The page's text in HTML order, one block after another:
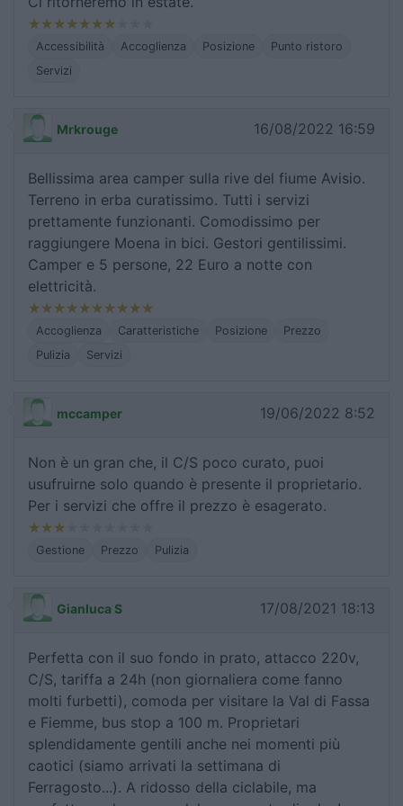
Accessibilità Accoglienza Posizione
Punto ristoro
Servizi
Mrkrouge 16/08/2022 16:59
Bellissima area camper sulla rive del fiume Avisio.
Terreno in erba curatissimo. Tutti i servizi
prettamente funzionanti. Comodissimo per
raggiungere Moena in bici. Gestori gentilissimi.
Camper e 5 persone, 22 Euro a notte con
elettricità.
Accoglienza Caratteristiche Posizione
Prezzo
Pulizia
Servizi
mccamper 19/06/2022 8:52
Non è un gran che, il C/S poco curato, puoi
usufruirne solo quando è presente il proprietario.
Per i servizi che offre il prezzo è esagerato.
Gestione Prezzo Pulizia
Gianluca S 17/08/2021 18:13
Perfetta con il suo fondo in prato, attacco 220v,
C/S, tariffa a 24h (non giornaliera come fanno
molti furbetti), comoda per visitare la Val di Fassa
e Fiemme, bus stop a 100 m. Proprietari
splendidamente gentili anche nei momenti più
caotici (siamo arrivati la settimana di
Ferragosto...). A ridosso della ciclabile, ma